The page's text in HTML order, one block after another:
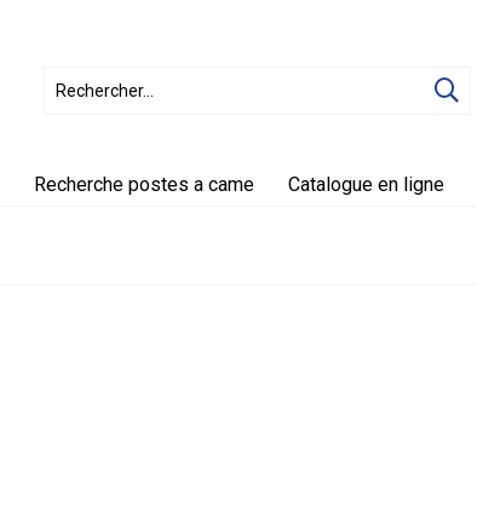
Recherche postes a came Catalogue en ligne